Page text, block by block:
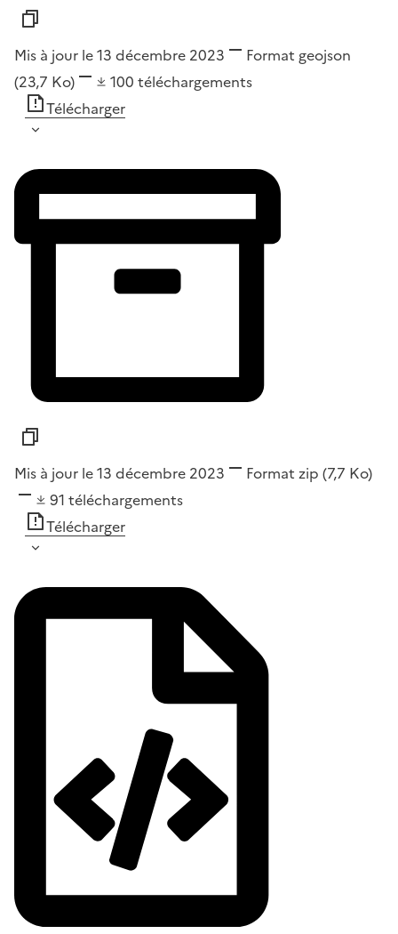
Mis à jour le 13 décembre 2023 Format geojson
(23,7 Ko)
100 téléchargements
Télécharger
Mis à jour le 13 décembre 2023 Format zip (7,7 Ko)
91 téléchargements
Télécharger